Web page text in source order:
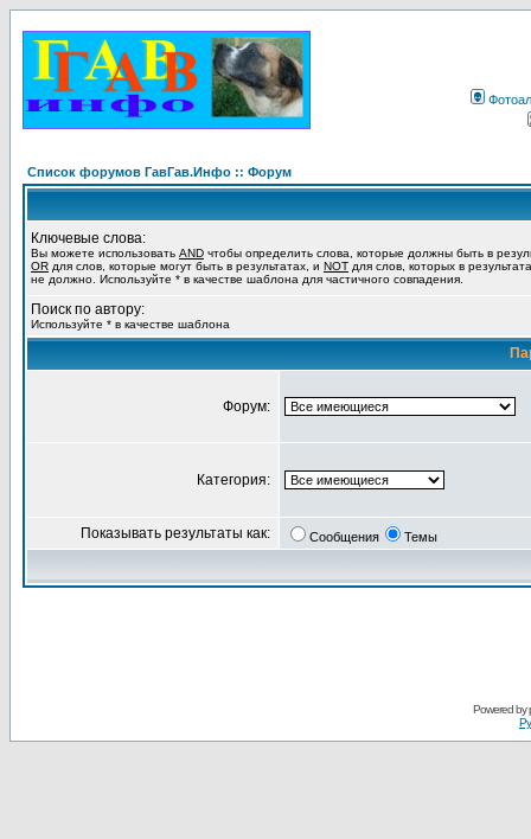
Список форумов ГавГав.Инфо :: Форум
Ключевые слова:
Вы можете использовать AND чтобы определить слова, которые должны быть в
OR для слов, которые могут быть в результатах, и NOT для слов, которых в
не должно. Используйте * в качестве шаблона для частичного совпадения.
Поиск по автору:
Используйте * в качестве шаблона
Форум:
Категория:
Показывать результаты как: Сообщения Темы
Powered by